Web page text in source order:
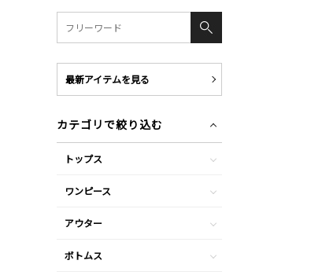
最新アイテムを見る
カテゴリで絞り込む
トップス
ワンピース
アウター
ボトムス